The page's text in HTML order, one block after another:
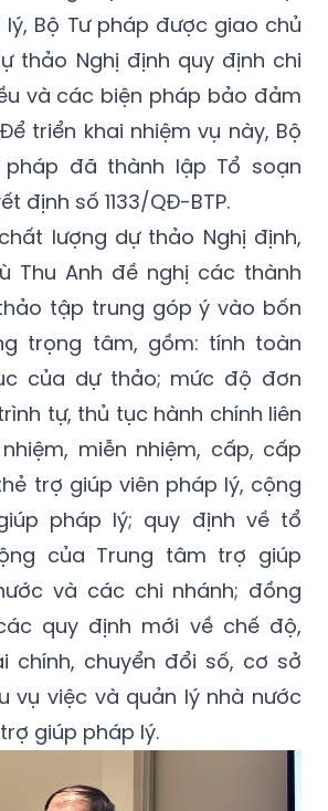
Bộ Tư pháp được giao chủ
thảo Nghị định quy định chi
và các biện pháp bảo đảm
triển khai nhiệm vụ này, Bộ
pháp đã thành lập Tổ soạn
định số 1133/QĐ-BTP.
lượng dự thảo Nghị định,
Thu Anh đề nghị các thành
tập trung góp ý vào bốn
trọng tâm, gồm: tính toàn
của dự thảo; mức độ đơn
tự, thủ tục hành chính liên
miễn nhiệm, cấp, cấp
trợ giúp viên pháp lý, cộng
pháp lý; quy định về tổ
của Trung tâm trợ giúp
và các chi nhánh; đồng
quy định mới về chế độ,
chính, chuyển đổi số, cơ sở
vụ việc và quản lý nhà nước
giúp pháp lý.